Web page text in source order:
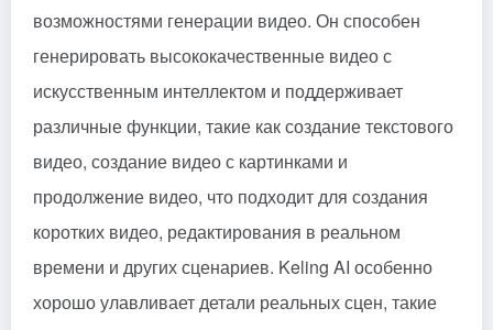
возможностями генерации видео. Он способен
генерировать высококачественные видео с
искусственным интеллектом и поддерживает
различные функции, такие как создание текстового
видео, создание видео с картинками и
продолжение видео, что подходит для создания
коротких видео, редактирования в реальном
времени и других сценариев. Keling AI особенно
хорошо улавливает детали реальных сцен, такие